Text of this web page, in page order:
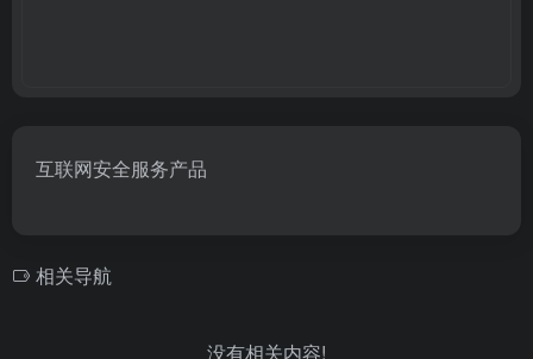
互联网安全服务产品
相关导航
没有相关内容!